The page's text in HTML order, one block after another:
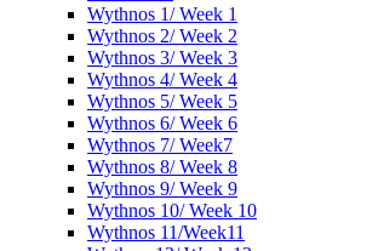
Wythnos 1/ Week 1
Wythnos 2/ Week 2
Wythnos 3/ Week 3
Wythnos 4/ Week 4
Wythnos 5/ Week 5
Wythnos 6/ Week 6
Wythnos 7/ Week7
Wythnos 8/ Week 8
Wythnos 9/ Week 9
Wythnos 10/ Week 10
Wythnos 11/Week11